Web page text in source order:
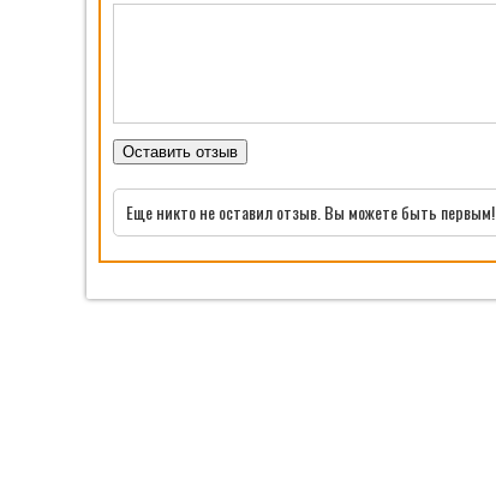
Оставить отзыв
Еще никто не оставил отзыв. Вы можете быть первым!